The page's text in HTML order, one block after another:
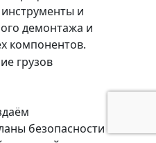
и
демонтажа и
компонентов.
безопасности с